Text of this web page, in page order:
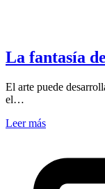
La fantasía
El arte puede
el…
Leer más